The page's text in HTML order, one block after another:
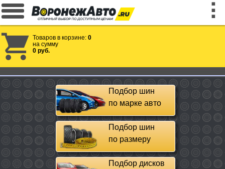
Товаров в корзине: 0
на сумму
0 руб.
Подбор шин
по марке авто
Подбор шин
по размеру
Подбор дисков